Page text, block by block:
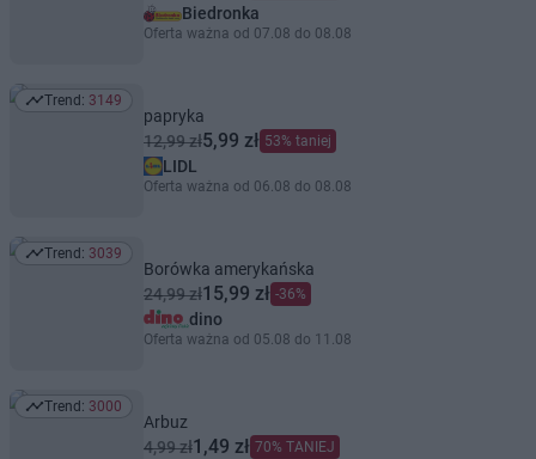
Biedronka
Oferta ważna od 07.08 do 08.08
Trend: 3149
Trend: 3149
papryka
12,99 zł5,99 zł 53% taniej
LIDL
Oferta ważna od 06.08 do 08.08
Trend: 3039
Trend: 3039
Borówka amerykańska
24,99 zł15,99 zł -36%
dino
Oferta ważna od 05.08 do 11.08
Trend: 3000
Trend: 3000
Arbuz
4,99 zł1,49 zł 70% TANIEJ